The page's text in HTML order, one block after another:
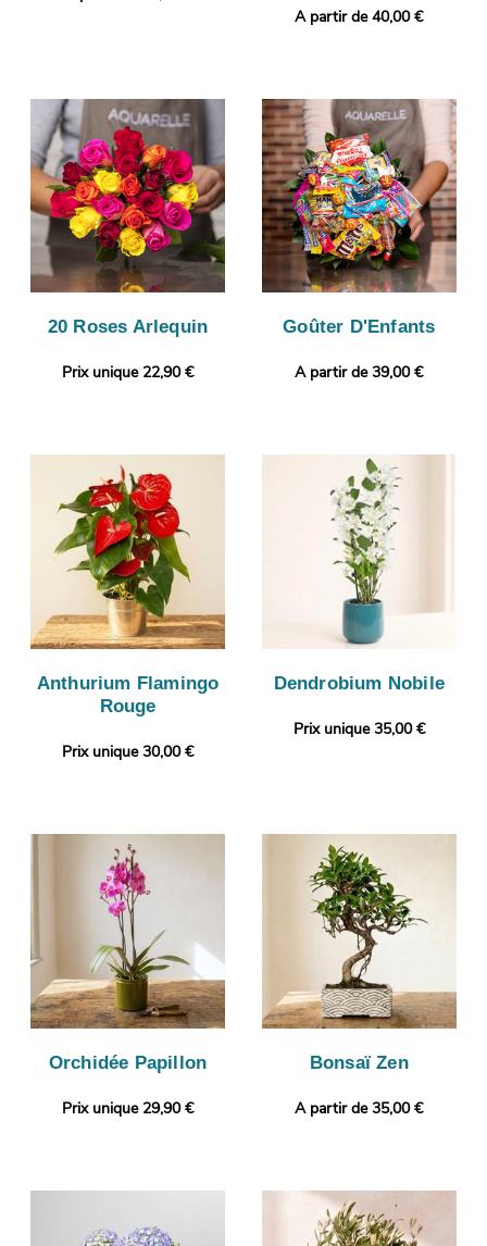
A partir de 40,00 €
20 Roses Arlequin
Prix unique 22,90 €
Goûter D'Enfants
A partir de 39,00 €
Anthurium Flamingo
Rouge
Prix unique 30,00 €
Dendrobium Nobile
Prix unique 35,00 €
Orchidée Papillon
Prix unique 29,90 €
Bonsaï Zen
A partir de 35,00 €